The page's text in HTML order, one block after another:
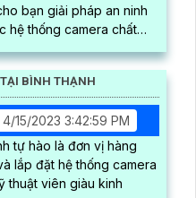
bạn giải pháp an ninh
hệ thống camera chất
BÌNH THẠNH
4/15/2023 3:42:59 PM
tự hào là đơn vị hàng
lắp đặt hệ thống camera